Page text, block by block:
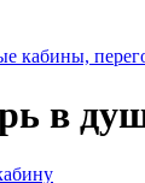
кабины,
в